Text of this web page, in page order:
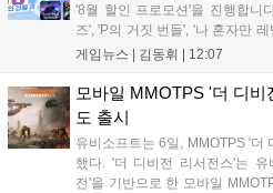
'8월 할인 프로모션'을 진행합니
즈', 'P의 거짓 번들', '나 혼자만
'아랑전설 시티 오브 더 울브스', '
론 네이버페이 포인트 추가 적립
공식 네이버 스마트 스토어에서
게임뉴스 | 김동휘 | 12:07
모바일 MMOTPS '더 디비
도 출시
유비소프트는 6일, MMOTPS '더
했다. '더 디비전 리서전스'는
전'을 기반으로 한 모바일